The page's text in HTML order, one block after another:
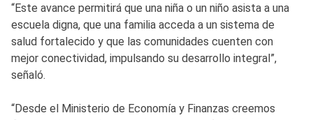
“Este avance permitirá que una niña o un niño asista a una
escuela digna, que una familia acceda a un sistema de
salud fortalecido y que las comunidades cuenten con
mejor conectividad, impulsando su desarrollo integral”,
señaló.
“Desde el Ministerio de Economía y Finanzas creemos